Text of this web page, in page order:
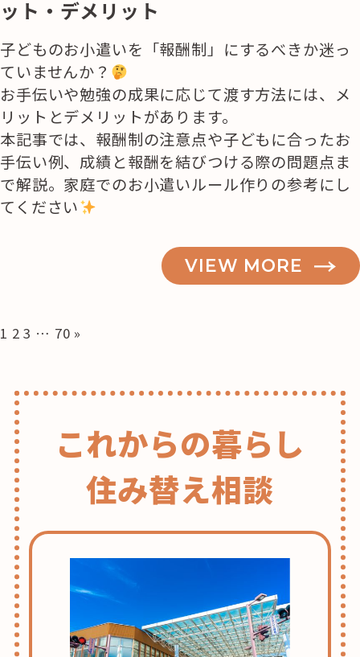
ット・デメリット
子どものお小遣いを「報酬制」にするべきか迷っ
ていませんか？
お手伝いや勉強の成果に応じて渡す方法には、メ
リットとデメリットがあります。
本記事では、報酬制の注意点や子どもに合ったお
手伝い例、成績と報酬を結びつける際の問題点ま
で解説。家庭でのお小遣いルール作りの参考にし
てください
VIEW MORE
投
1 2 3 … 70 »
これからの暮らし
住み替え相談